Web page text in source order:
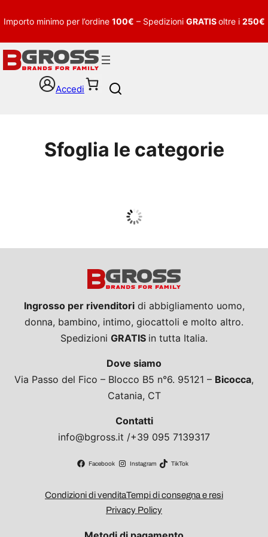
Importo minimo per l’ordine 100€ – Spedizioni GRATISoltre i 250€
Accedi
h
Sfoglia le categorie
Guarda tutto
Ingrosso per rivenditoridi abbigliamento uomo,
donna, bambino, intimo, giocattoli e molto altro.
Spedizioni GRATIS in tutta Italia.
Dove siamo
Via Passo del Fico – Blocco B5 n°6. 95121 – Bicocca,
Catania, CT
Contatti
info@bgross.it /+39 095 7139317
Facebook Instagram TikTok
Condizioni di venditaTempi di consegna e resi
Privacy Policy